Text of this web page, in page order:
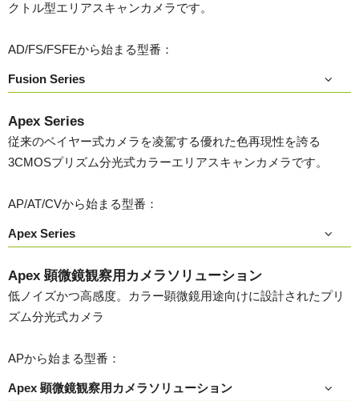
クトル型エリアスキャンカメラです。
AD/FS/FSFEから始まる型番：
Fusion Series
Apex Series
従来のベイヤー式カメラを凌駕する優れた色再現性を誇る
3CMOSプリズム分光式カラーエリアスキャンカメラです。
AP/AT/CVから始まる型番：
Apex Series
Apex 顕微鏡観察用カメラソリューション
低ノイズかつ高感度。カラー顕微鏡用途向けに設計されたプリ
ズム分光式カメラ
APから始まる型番：
Apex 顕微鏡観察用カメラソリューション